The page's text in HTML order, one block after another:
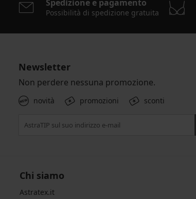
Spedizione e pagamento
Possibilità di spedizione gratuita
Newsletter
Non perdere nessuna promozione.
novità promozioni sconti
Chi siamo
Astratex.it